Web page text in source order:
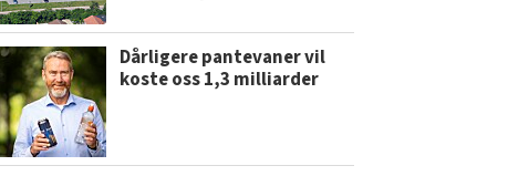
Dårligere pantevaner vil
koste oss 1,3 milliarder